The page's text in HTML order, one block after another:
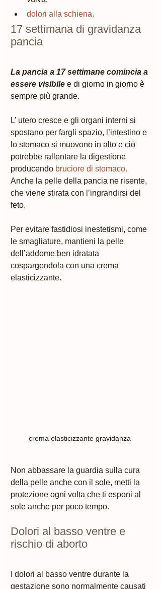
dolori alla schiena.
17 settimana di gravidanza
pancia
La pancia a 17 settimane comincia a
essere visibile e di giorno in giorno è
sempre più grande.
L’ utero cresce e gli organi interni si
spostano per fargli spazio, l’intestino e
lo stomaco si muovono in alto e ciò
potrebbe rallentare la digestione
producendo bruciore di stomaco.
Anche la pelle della pancia ne risente,
che viene stirata con l’ingrandirsi del
feto.
Per evitare fastidiosi inestetismi, come
le smagliature, mantieni la pelle
dell’addome ben idratata
cospargendola con una crema
elasticizzante.
crema elasticizzante gravidanza
Non abbassare la guardia sulla cura
della pelle anche con il sole, metti la
protezione ogni volta che ti esponi al
sole anche per poco tempo.
Dolori al basso ventre e
rischio di aborto
I dolori al basso ventre durante la
gestazione sono normalmente causati